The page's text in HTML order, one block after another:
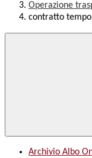
Operazione
contratto
Archivio Albo